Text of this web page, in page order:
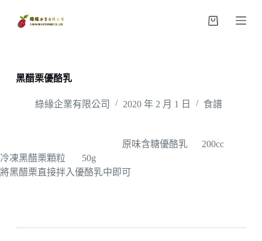
跳
至
容
購
黑醋栗優酪乳
綠緣企業有限公司 2020 年 2 月 1 日 食譜
原味含糖優酪乳 200cc
冷凍黑醋栗顆粒 50g
將黑醋栗直接拌入優酪乳中即可